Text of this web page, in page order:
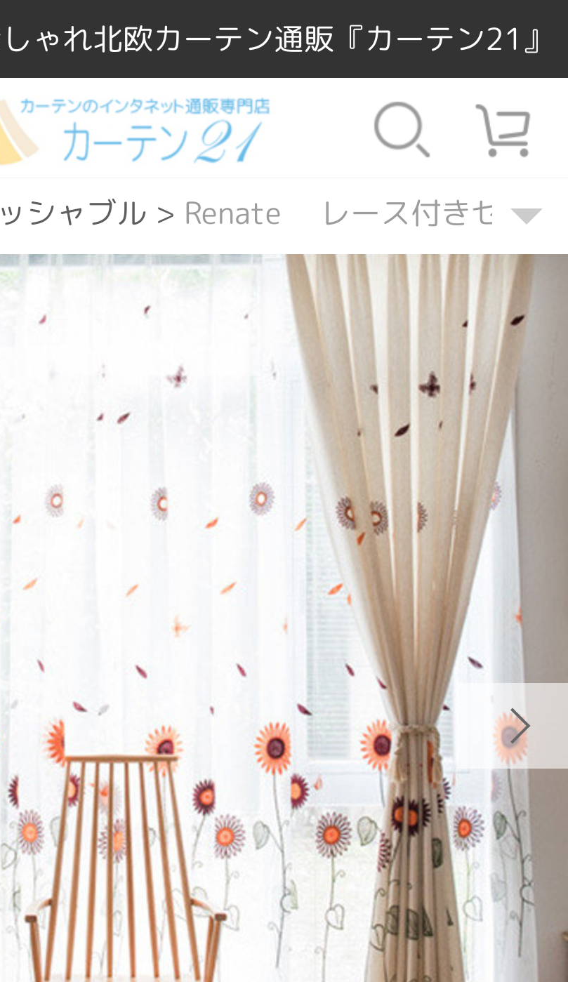
ゃれ北欧カーテン通販『カーテン21』
シャブル > Renate レース付きセット
ビング>Renate レース付きセット
寝室
Renate レース付きセット
ダイニング・キッチン > Renate レース
洋風
Renate レース付きセット
テル
Renate レース付きセット
Renate レース付きセット
レース付きセット >Renate レース
ト キュート >Renate レース付きセ
ト>北欧風 >Renate レース付きセッ
ト>ナチュラル >Renate レース付き
ト>カジュアル>Renate レース付き
供部屋>Renate レース付きセット
レース付きセット